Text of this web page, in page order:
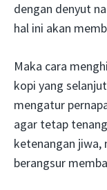
dengan denyut
hal ini akan
Maka cara
kopi yang
mengatur
agar tetap
ketenangan jiwa,
berangsur